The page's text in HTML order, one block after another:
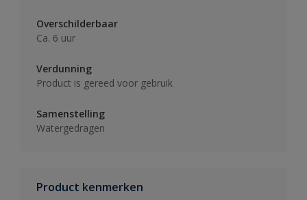
Overschilderbaar
Ca. 6 uur
Verdunning
Product is gereed voor gebruik
Samenstelling
Watergedragen
Product kenmerken